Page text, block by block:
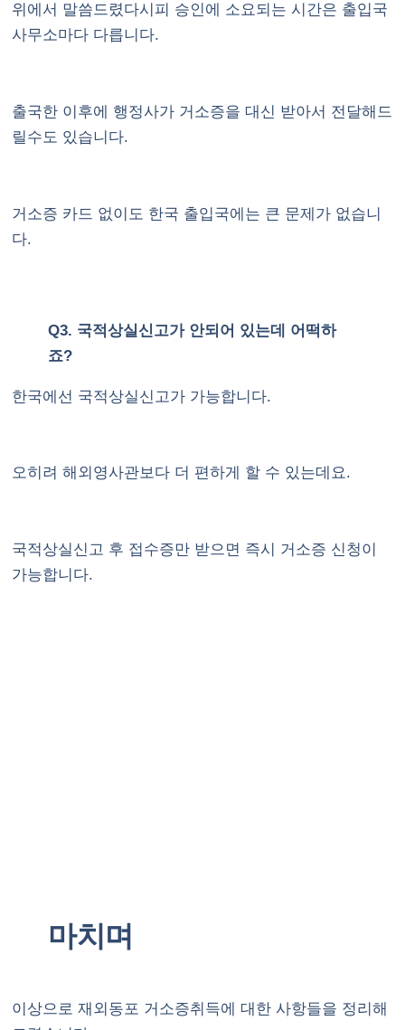
위에서 말씀드렸다시피 승인에 소요되는 시간은 출입국
사무소마다 다릅니다.
출국한 이후에 행정사가 거소증을 대신 받아서 전달해드
릴수도 있습니다.
거소증 카드 없이도 한국 출입국에는 큰 문제가 없습니
다.
Q3. 국적상실신고가 안되어 있는데 어떡하
죠?
한국에선 국적상실신고가 가능합니다.
오히려 해외영사관보다 더 편하게 할 수 있는데요.
국적상실신고 후 접수증만 받으면 즉시 거소증 신청이
가능합니다.
마치며
이상으로 재외동포 거소증취득에 대한 사항들을 정리해